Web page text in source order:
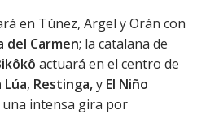
en Túnez, Argel y Orán con
del Carmen; la catalana de
actuará en el centro de
Lúa, Restinga,y El Niño
intensa gira por